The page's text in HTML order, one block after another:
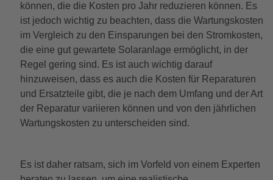
können, die die Kosten pro Jahr reduzieren können. Es
ist jedoch wichtig zu beachten, dass die Wartungskosten
im Vergleich zu den Einsparungen bei den Stromkosten,
die eine gut gewartete Solaranlage ermöglicht, in der
Regel gering sind. Es ist auch wichtig darauf
hinzuweisen, dass es auch die Kosten für Reparaturen
und Ersatzteile gibt, die je nach dem Umfang und der Art
der Reparatur variieren können und von den jährlichen
Wartungskosten zu unterscheiden sind.
Es ist daher ratsam, sich im Vorfeld von einem Experten